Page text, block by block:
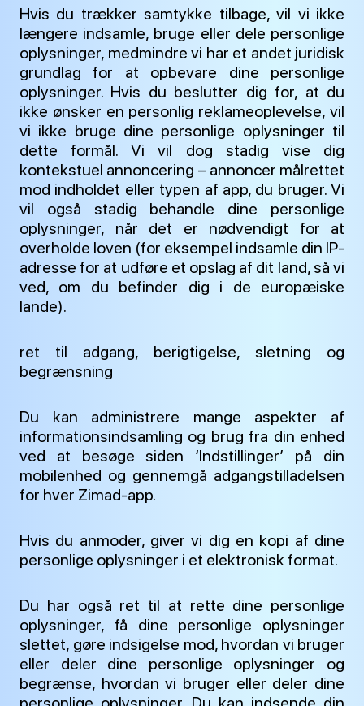
Hvis du trækker samtykke tilbage, vil vi ikke
længere indsamle, bruge eller dele personlige
oplysninger, medmindre vi har et andet juridisk
grundlag for at opbevare dine personlige
oplysninger. Hvis du beslutter dig for, at du
ikke ønsker en personlig reklameoplevelse, vil
vi ikke bruge dine personlige oplysninger til
dette formål. Vi vil dog stadig vise dig
kontekstuel annoncering – annoncer målrettet
mod indholdet eller typen af app, du bruger. Vi
vil også stadig behandle dine personlige
oplysninger, når det er nødvendigt for at
overholde loven (for eksempel indsamle din IP-
adresse for at udføre et opslag af dit land, så vi
ved, om du befinder dig i de europæiske
lande).
ret til adgang, berigtigelse, sletning og
begrænsning
Du kan administrere mange aspekter af
informationsindsamling og brug fra din enhed
ved at besøge siden ‘Indstillinger’ på din
mobilenhed og gennemgå adgangstilladelsen
for hver Zimad-app.
Hvis du anmoder, giver vi dig en kopi af dine
personlige oplysninger i et elektronisk format.
Du har også ret til at rette dine personlige
oplysninger, få dine personlige oplysninger
slettet, gøre indsigelse mod, hvordan vi bruger
eller deler dine personlige oplysninger og
begrænse, hvordan vi bruger eller deler dine